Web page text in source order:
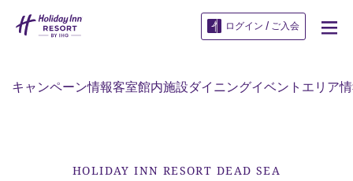
ログイン / ご入会
キャンペーン情報客室館内施設ダイニングイベント エリア
HOLIDAY INN RESORT DEAD SEA